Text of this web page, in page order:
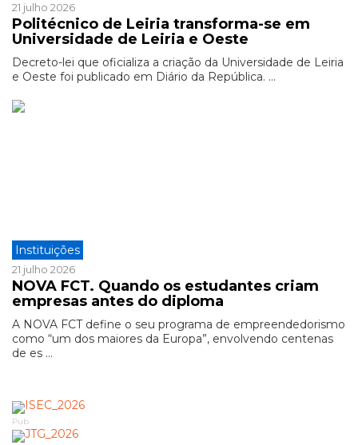
21 julho 2026
Politécnico de Leiria transforma-se em
Universidade de Leiria e Oeste
Decreto-lei que oficializa a criação da Universidade de Leiria
e Oeste foi publicado em Diário da República. ...
Instituições
21 julho 2026
NOVA FCT. Quando os estudantes criam
empresas antes do diploma
A NOVA FCT define o seu programa de empreendedorismo
como “um dos maiores da Europa”, envolvendo centenas
de es ...
Pub